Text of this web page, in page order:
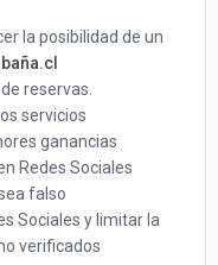
la posibilidad de un
reservas.
servicios
ganancias
Redes Sociales
falso
Sociales y limitar la
verificados